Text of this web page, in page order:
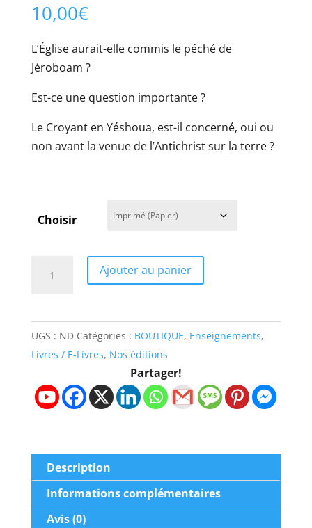
10,00€
L’Église aurait-elle commis le péché de
Jéroboam ?
Est-ce une question importante ?
Le Croyant en Yéshoua, est-il concerné, oui ou
non avant la venue de l’Antichrist sur la terre ?
Choisir
aurait-
elle
aussi
le
JÉROBOAM
Ajouter au panier
UGS : ND Catégories : BOUTIQUE, Enseignements,
Livres / E-Livres, Nos éditions
Partager!
Description
Informations complémentaires
Avis (0)